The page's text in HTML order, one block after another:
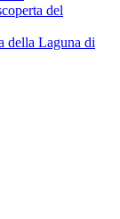
del
della Laguna di